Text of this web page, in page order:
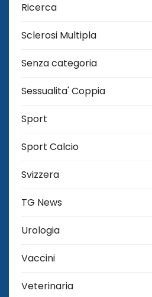
Ricerca
Sclerosi Multipla
Senza categoria
Sessualita' Coppia
Sport
Sport Calcio
Svizzera
TG News
Urologia
Vaccini
Veterinaria